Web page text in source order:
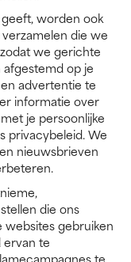
worden ook
die we
we gerichte
op je
advertentie te
informatie over
je persoonlijke
privacybeleid. We
nieuwsbrieven
die ons
gebruiken
te